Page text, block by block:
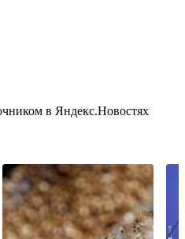
в Яндекс.Новостях